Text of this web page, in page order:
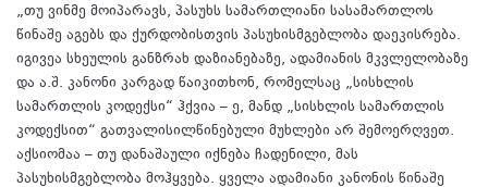
„თუ ვინმე მოიპარავს, პასუხს სამართლიანი სასამართლოს
წინაშე აგებს და ქურდობისთვის პასუხისმგებლობა დაეკისრება.
იგივეა სხეულის განზრახ დაზიანებაზე, ადამიანის მკვლელობაზე
და ა.შ. კანონი კარგად წაიკითხონ, რომელსაც „სისხლის
სამართლის კოდექსი“ ჰქვია – ე, მანდ „სისხლის სამართლის
კოდექსით“ გათვალისილწინებული მუხლები არ შემოერღვეთ.
აქსიომაა – თუ დანაშაული იქნება ჩადენილი, მას
პასუხისმგებლობა მოჰყვება. ყველა ადამიანი კანონის წინაშე